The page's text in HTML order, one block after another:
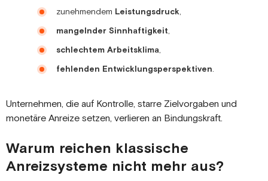
zunehmendem Leistungsdruck,
mangelnder Sinnhaftigkeit,
schlechtem Arbeitsklima,
fehlenden Entwicklungsperspektiven.
Unternehmen, die auf Kontrolle, starre Zielvorgaben und
monetäre Anreize setzen, verlieren an Bindungskraft.
Warum reichen klassische
Anreizsysteme nicht mehr aus?